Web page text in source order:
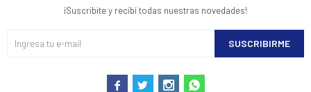
¡Suscribite y recibí todas nuestras novedades!
SUSCRIBIRME
   